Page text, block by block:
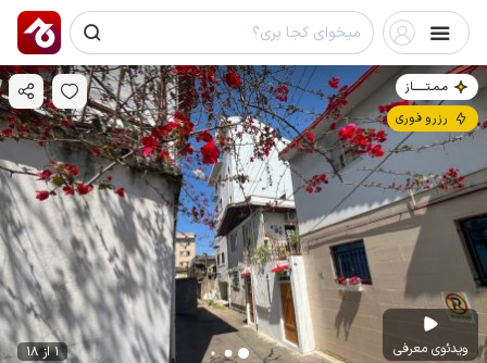
ویدئوی معرفی
مـمـتــــــاز
رزرو فوری
1 از 18